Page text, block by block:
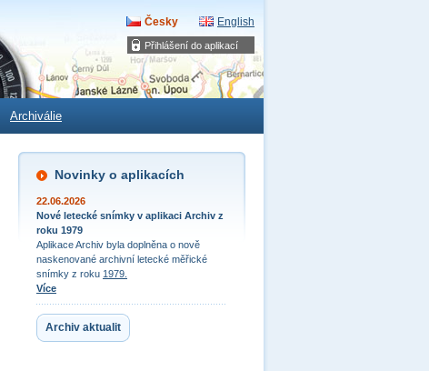
Přihlášení do aplikací
Česky English
Archiválie
Novinky o aplikacích
22.06.2026
Nové letecké snímky v aplikaci Archiv z
roku 1979
Aplikace Archiv byla doplněna o nově
naskenované archivní letecké měřické
snímky z roku 1979.
Více
Archiv aktualit